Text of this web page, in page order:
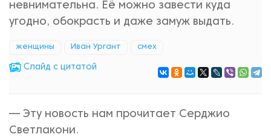
невнимательна. Её можно завести куда
угодно, обокрасть и даже замуж выдать.
женщины Иван Ургант смех
Cлайд с цитатой
— Эту новость нам прочитает Серджио
Светлакони.